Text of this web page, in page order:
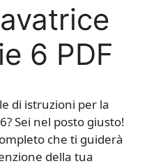
6 PDF
di istruzioni per la
Sei nel posto giusto!
che ti guiderà
della tua